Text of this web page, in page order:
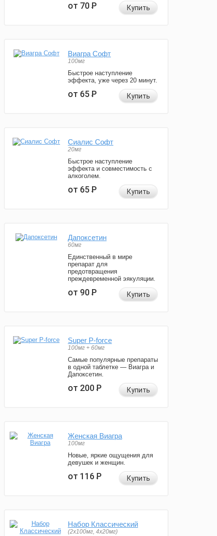
от 70Р Купить
Виагра Софт
100мг
Быстрое наступление
эффекта, уже через 20 минут.
от 65Р Купить
Сиалис Софт
20мг
Быстрое наступление
эффекта и совместимость с
алкоголем.
от 65Р Купить
Дапоксетин
60мг
Единственный в мире
препарат для
предотвращения
преждевременной эякуляции.
от 90Р Купить
Super P-force
100мг + 60мг
Самые популярные препараты
в одной таблетке — Виагра и
Дапоксетин.
от 200Р Купить
Женская Виагра
100мг
Новые, яркие ощущения для
девушек и женщин.
от 116Р Купить
Набор Классический
(2x100мг, 4x20мг)